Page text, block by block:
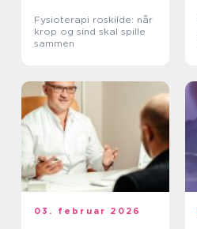
Fysioterapi roskilde: når
krop og sind skal spille
sammen
03. februar 2026